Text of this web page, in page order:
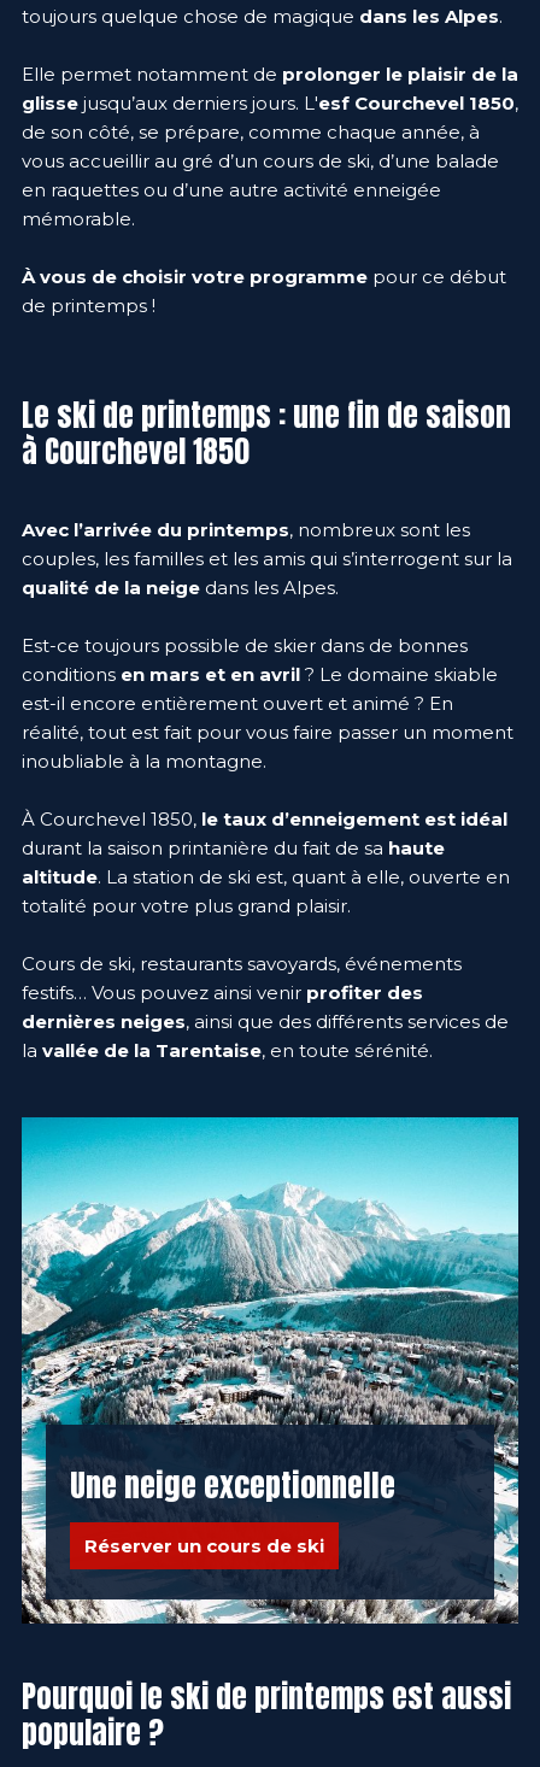
toujours quelque chose de magique dans les Alpes.
Elle permet notamment de prolonger le plaisir de la
glisse jusqu’aux derniers jours. L'esf Courchevel 1850,
de son côté, se prépare, comme chaque année, à
vous accueillir au gré d’un cours de ski, d’une balade
en raquettes ou d’une autre activité enneigée
mémorable.
À vous de choisir votre programme pour ce début
de printemps !
Le ski de printemps : une fin de saison
à Courchevel 1850
Avec l’arrivée du printemps, nombreux sont les
couples, les familles et les amis qui s’interrogent sur la
qualité de la neige dans les Alpes.
Est-ce toujours possible de skier dans de bonnes
conditions en mars et en avril ? Le domaine skiable
est-il encore entièrement ouvert et animé ? En
réalité, tout est fait pour vous faire passer un moment
inoubliable à la montagne.
À Courchevel 1850, le taux d’enneigement est idéal
durant la saison printanière du fait de sa haute
altitude. La station de ski est, quant à elle, ouverte en
totalité pour votre plus grand plaisir.
Cours de ski, restaurants savoyards, événements
festifs… Vous pouvez ainsi venir profiter des
dernières neiges, ainsi que des différents services de
la vallée de la Tarentaise, en toute sérénité.
Une neige exceptionnelle
Réserver un cours de ski
Pourquoi le ski de printemps est aussi
populaire ?